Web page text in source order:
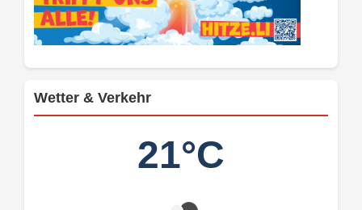
Wetter & Verkehr
21°C